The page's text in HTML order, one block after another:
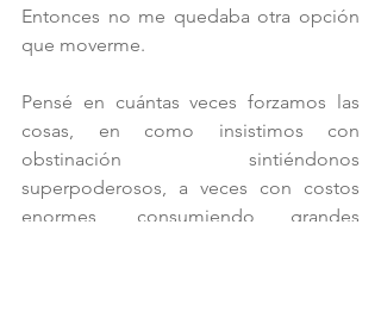
Entonces no me quedaba otra opción
que moverme.
Pensé en cuántas veces forzamos las
cosas, en como insistimos con
obstinación sintiéndonos
superpoderosos, a veces con costos
enormes, consumiendo grandes